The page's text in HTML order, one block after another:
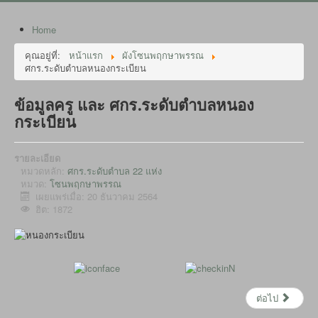
Home
คุณอยู่ที่:
หน้าแรก
ผังโซนพฤกษาพรรณ
ศกร.ระดับตำบลหนองกระเบียน
ข้อมูลครู และ ศกร.ระดับตำบลหนอง
กระเบียน
รายละเอียด
หมวดหลัก: ศกร.ระดับตำบล 22 แห่ง
หมวด: โซนพฤกษาพรรณ
เผยแพร่เมื่อ: 20 ธันวาคม 2564
ฮิต: 1872
ต่อไป